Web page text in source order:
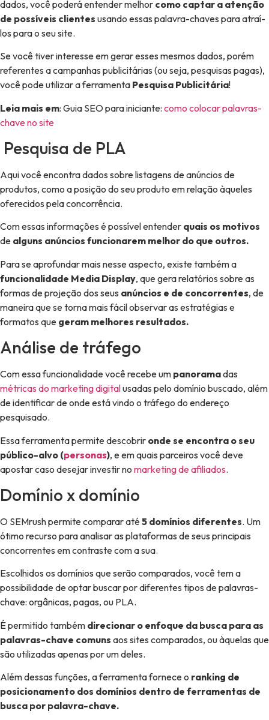
dados, você poderá entender melhor como captar a atenção
de possíveis clientes usando essas palavra-chaves para atraí-
los para o seu site.
Se você tiver interesse em gerar esses mesmos dados, porém
referentes a campanhas publicitárias (ou seja, pesquisas pagas),
você pode utilizar a ferramenta Pesquisa Publicitária!
Leia mais em: Guia SEO para iniciante: como colocar palavras-
chave no site
Pesquisa de PLA
Aqui você encontra dados sobre listagens de anúncios de
produtos, como a posição do seu produto em relação àqueles
oferecidos pela concorrência.
Com essas informações é possível entender quais os motivos
de alguns anúncios funcionarem melhor do que outros.
Para se aprofundar mais nesse aspecto, existe também a
funcionalidade Media Display, que gera relatórios sobre as
formas de projeção dos seus anúncios e de concorrentes, de
maneira que se torna mais fácil observar as estratégias e
formatos que geram melhores resultados.
Análise de tráfego
Com essa funcionalidade você recebe um panoramadas
métricas do marketing digitalusadas pelo domínio buscado, além
de identificar de onde está vindo o tráfego do endereço
pesquisado.
Essa ferramenta permite descobrir onde se encontra o seu
público-alvo (personas), e em quais parceiros você deve
apostar caso desejar investir no marketing de afiliados.
Domínio x domínio
O SEMrush permite comparar até5 domínios diferentes. Um
ótimo recurso para analisar as plataformas de seus principais
concorrentes em contraste com a sua.
Escolhidos os domínios que serão comparados, você tem a
possibilidade de optar buscar por diferentes tipos de palavras-
chave: orgânicas, pagas, ou PLA.
É permitido também direcionar o enfoque da busca para as
palavras-chave comuns aos sites comparados, ou àquelas que
são utilizadas apenas por um deles.
Além dessas funções, a ferramenta fornece o ranking de
posicionamento dos domínios dentro de ferramentas de
busca por palavra-chave.